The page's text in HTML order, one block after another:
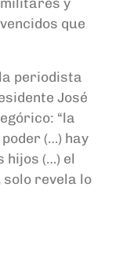
que
periodista
José
“la
(…) hay
hijos (…) el
solo revela lo